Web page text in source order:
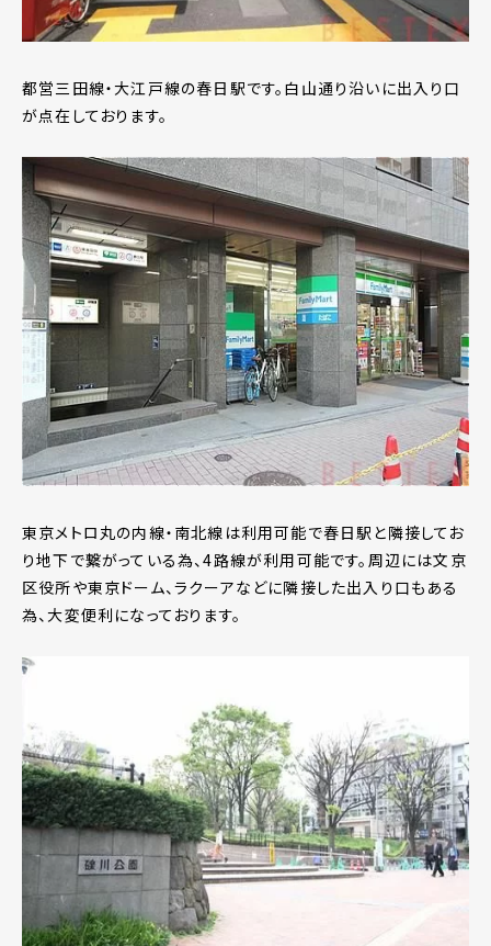
都営三田線・大江戸線の春日駅です。白山通り沿いに出入り口
が点在しております。
東京メトロ丸の内線・南北線は利用可能で春日駅と隣接してお
り地下で繋がっている為、4路線が利用可能です。周辺には文京
区役所や東京ドーム、ラクーアなどに隣接した出入り口もある
為、大変便利になっております。